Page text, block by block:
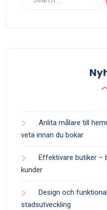
Anlita målare till
veta innan du bokar
Effektivare butiker –
kunder
Design och
stadsutveckling